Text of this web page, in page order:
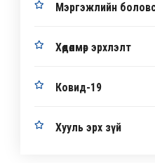
Мэргэжлийн
Хөдөлмөр эрхлэлт
Ковид-19
Хууль эрх зүй